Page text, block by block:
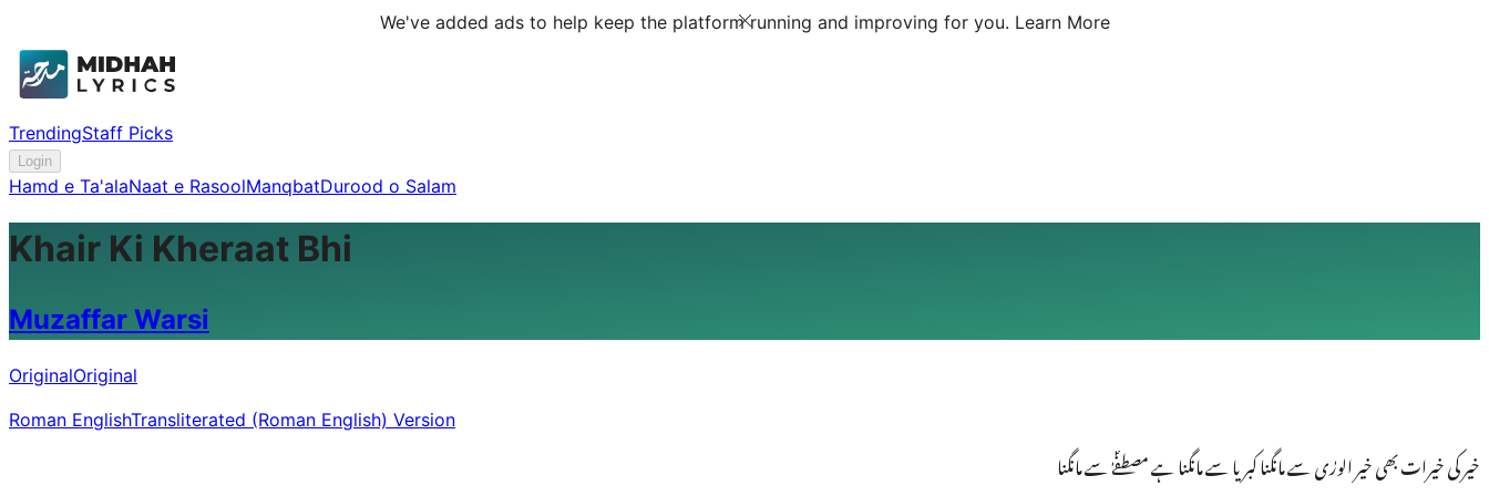
We've added ads to help keep the platform running and improving for you. Learn More
TrendingStaff Picks
Login
Hamd e Ta'alaNaat e RasoolManqbatDurood o Salam
Khair Ki Kheraat Bhi
Muzaffar Warsi
OriginalOriginal
Roman EnglishTransliterated (Roman English) Version
خیر کی خیرات بھی خیر الورٰی سے مانگنا کبریا سے مانگنا ہے مصطفؐےٰ سے مانگنا